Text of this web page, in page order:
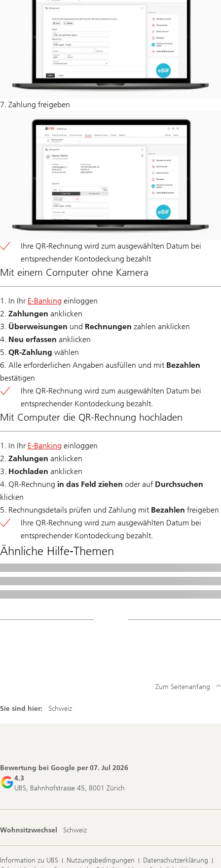
7. Zahlung freigeben
Ihre QR-Rechnung wird zum ausgewählten Datum bei
entsprechender Kontodeckung bezahlt
Mit einem Computer ohne Kamera
1. In Ihr E-Banking einloggen
2. Zahlungen anklicken
3. Überweisungen und Rechnungen zahlen anklicken
4. Neu erfassen anklicken
5. QR-Zahlung wählen
6. Alle erforderlichen Angaben ausfüllen und mit Bezahlen
bestätigen
Ihre QR-Rechnung wird zum ausgewählten Datum bei
entsprechender Kontodeckung bezahlt.
Mit Computer die QR-Rechnung hochladen
1. In Ihr E-Banking einloggen
2. Zahlungen anklicken
3. Hochladen anklicken
4. QR-Rechnung in das Feld ziehen oder auf Durchsuchen
klicken
5. Rechnungsdetails prüfen und Zahlung mit Bezahlen freigeben
Ihre QR-Rechnung wird zum ausgewählten Datum bei
entsprechender Kontodeckung bezahlt.
Ähnliche Hilfe-Themen
Sie sind hier: Schweiz
Zum Seitenanfang
Bewertung bei Google per07. Jul 2026
4.3
UBS, Bahnhofstrasse 45, 8001 Zürich
Wohnsitzwechsel Schweiz
Information zu UBS Nutzungsbedingungen
Datenschutzerklärung